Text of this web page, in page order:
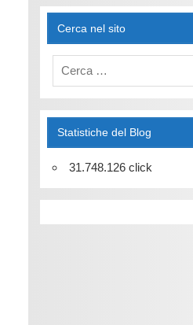
Cerca nel sito
Statistiche del Blog
31.748.126 click